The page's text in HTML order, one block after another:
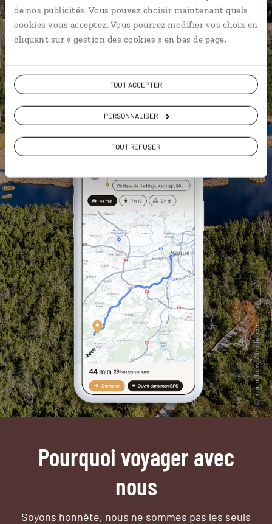
de nos publicités. Vous pouvez choisir maintenant quels
cookies vous acceptez. Vous pourrez modifier vos choix en
cliquant sur « gestion des cookies » en bas de page.
TOUT ACCEPTER
PERSONNALISER
TOUT REFUSER
géolocalisés
L'album souvenirs à composer
vous-même
DÉCOUVRIR LUCIOLE
Pourquoi voyager avec
nous
Soyons honnête, nous ne sommes pas les seuls